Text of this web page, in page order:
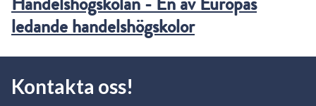
ledande handelshögskolor
Kontakta oss!